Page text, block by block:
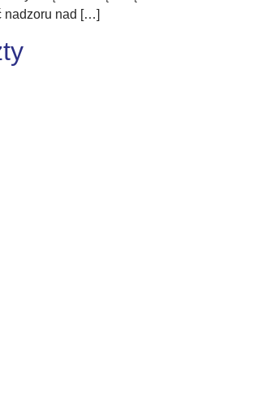
nadzoru nad […]